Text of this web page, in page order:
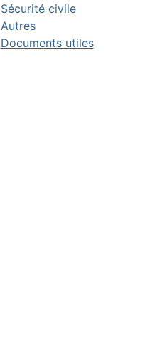
Sécurité civile
Autres
Documents utiles